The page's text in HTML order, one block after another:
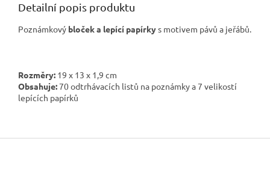
Detailní popis produktu
Poznámkový bloček a lepící papírkys motivem pávů a jeřábů.
Rozměry: 19 x 13 x 1,9 cm
Obsahuje:70 odtrhávacích listů na poznámky a 7 velikostí
lepících papírků
Z